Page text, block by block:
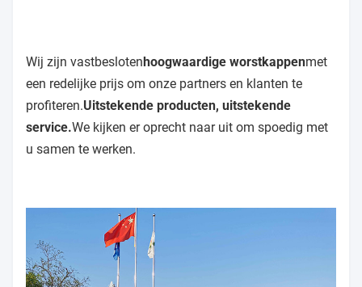
over zee, over land en door de lucht. Stuur onze
worsthulzen snel.
Momenteel zijn de belangrijkste producten van ons
wursthulzen en plastic. Geprinte hulzen.
worsthulzen worden veel gebruikt in koude
omstandigheden. Verse worst, gefrituurde worst,
gerookte worst, geroosterde worst, heet. Honden,